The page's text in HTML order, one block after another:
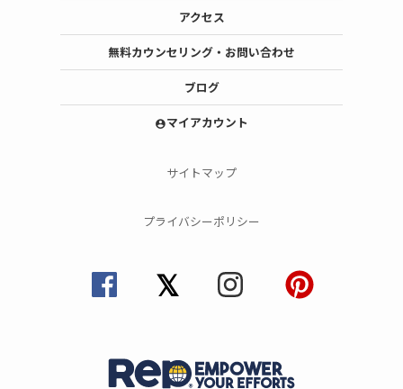
アクセス
無料カウンセリング・お問い合わせ
ブログ
account_circleマイアカウント
サイトマップ
プライバシーポリシー